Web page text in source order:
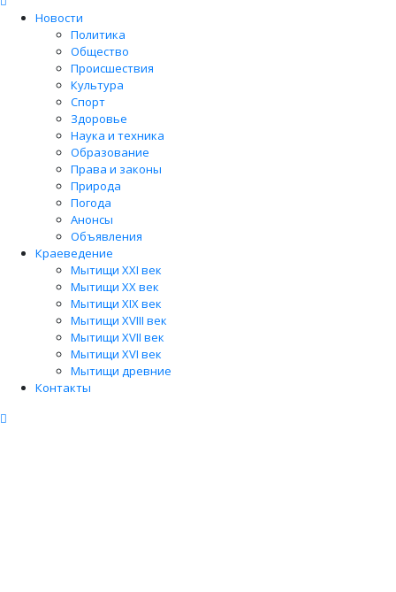
Новости
Политика
Общество
Происшествия
Культура
Спорт
Здоровье
Наука и техника
Образование
Права и законы
Природа
Погода
Анонсы
Объявления
Краеведение
Мытищи XXI век
Мытищи XX век
Мытищи XIX век
Мытищи XVIII век
Мытищи XVII век
Мытищи XVI век
Мытищи древние
Контакты